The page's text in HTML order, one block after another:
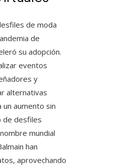
de moda
de
su adopción.
eventos
y
alternativas
un aumento sin
de desfiles
mundial
han
aprovechando